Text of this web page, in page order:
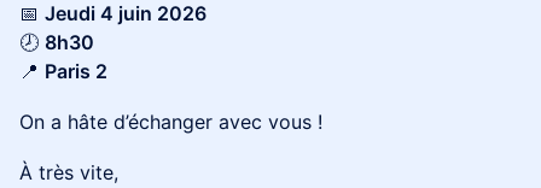
📅 Jeudi 4 juin 2026
🕗 8h30
📍 Paris 2
On a hâte d’échanger avec vous !
À très vite,